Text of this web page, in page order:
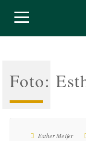
Foto:
Esther Meijer